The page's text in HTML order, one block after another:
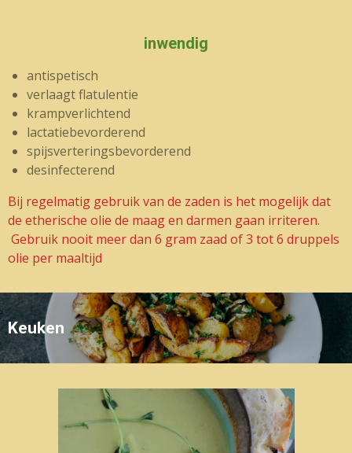
inwendig
antispetisch
verlaagt flatulentie
krampverlichtend
lactatiebevorderend
spijsverteringsbevorderend
desinfecterend
Bij regelmatig gebruik van de zaden is het mogelijk dat
de etherische olie de maag en darmen gaan irriteren.
Gebruik nooit meerdan 6 gram zaad of 3 tot 6 druppels
olie per maaltijd
Keuken